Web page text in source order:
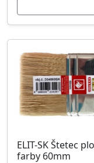
ELIT-SK Štetec
farby 60mm